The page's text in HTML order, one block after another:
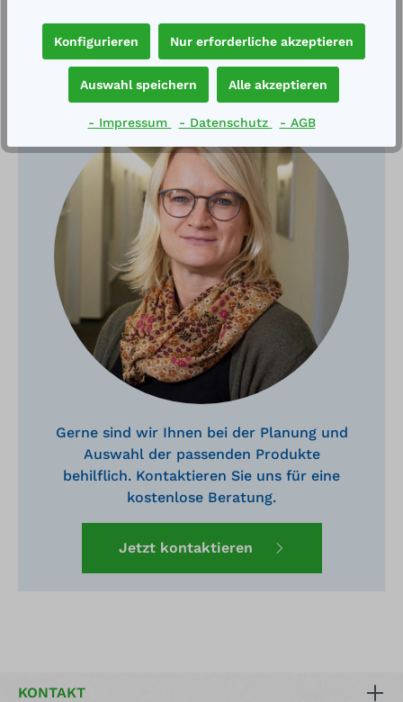
Haben Sie Fragen?
Gerne sind wir Ihnen bei der Planung und
Auswahl der passenden Produkte
behilflich. Kontaktieren Sie uns für eine
kostenlose Beratung.
Jetzt kontaktieren
KONTAKT
Konfigurieren Nur erforderliche akzeptieren
Auswahl speichern Alle akzeptieren
- Impressum - Datenschutz - AGB